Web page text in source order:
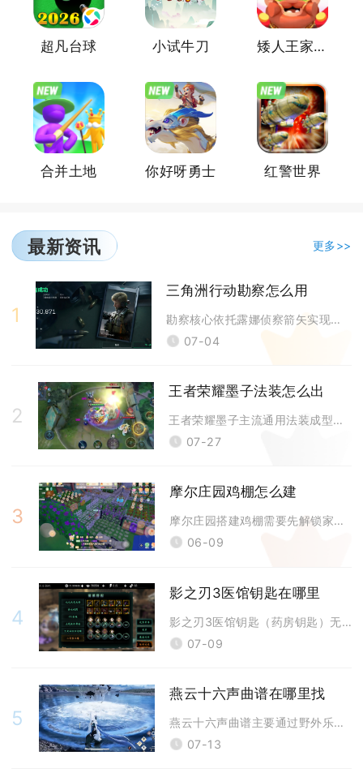
超凡台球 小试牛刀 矮人王家里有矿
合并土地 你好呀勇士 红警世界
最新资讯 更多>>
1
三角洲行动勘察怎么用
勘察核心依托露娜侦察箭矢实现大范围区域敌情标记，熟练把控射击高度、反弹
07-04
2
王者荣耀墨子法装怎么出
王者荣耀墨子主流通用法装成型顺序为冷静之靴、圣杯、回响之杖、博学者之怒
07-27
3
摩尔庄园鸡棚怎么建
摩尔庄园搭建鸡棚需要先解锁家禽小屋建筑功能，再筹备对应材料完成建造并布
06-09
4
影之刃3医馆钥匙在哪里
影之刃3医馆钥匙（药房钥匙）无法直接在医馆遗址内拾取，完整获取渠道为完
07-09
5
燕云十六声曲谱在哪里找
燕云十六声曲谱主要通过野外乐师交互、鬼市商铺购买、奇遇万事知任务、地图
07-13